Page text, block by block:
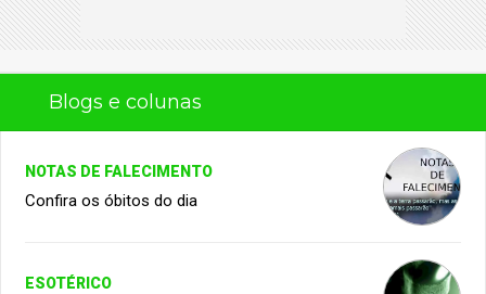
Blogs e colunas
NOTAS DE FALECIMENTO
Confira os óbitos do dia
ESOTÉRICO